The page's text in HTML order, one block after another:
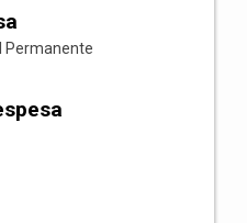
Permanente